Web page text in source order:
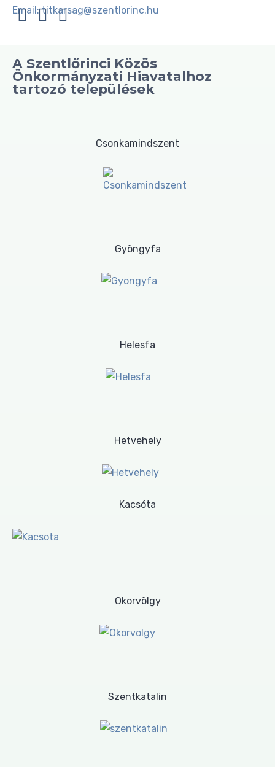
Email: titkarsag@szentlorinc.hu
A Szentlőrinci Közös
Önkormányzati Hiavatalhoz
tartozó települések
Csonkamindszent
Gyöngyfa
Helesfa
Hetvehely
Kacsóta
Okorvölgy
Szentkatalin